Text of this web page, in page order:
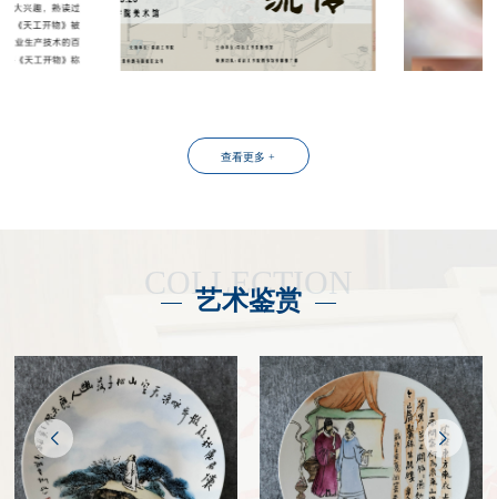
查看更多 +
COLLECTION
艺术鉴赏